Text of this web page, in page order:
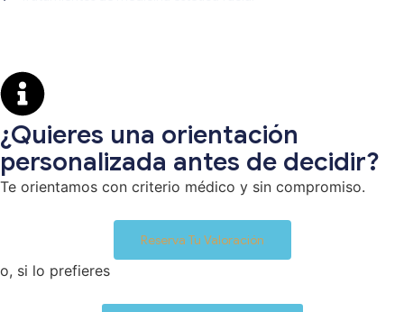
¿Quieres una orientación
personalizada antes de decidir?
Te orientamos con criterio médico y sin compromiso.
Reserva Tu Valoración
o, si lo prefieres